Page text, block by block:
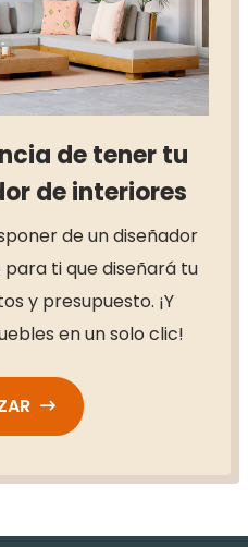
de tener tu
de interiores
de un diseñador
ti que diseñará tu
y presupuesto. ¡Y
en un solo clic!